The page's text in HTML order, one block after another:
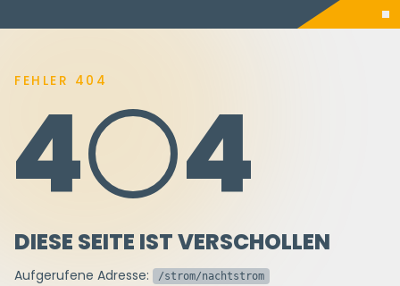
FEHLER 404
4 4
DIESE SEITE IST VERSCHOLLEN
Aufgerufene Adresse: /strom/nachtstrom